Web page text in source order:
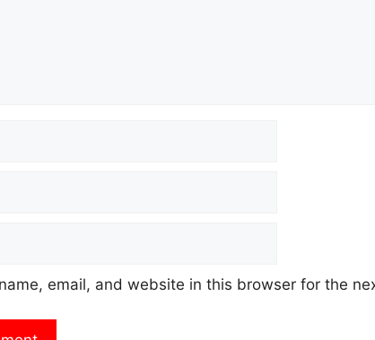
email, and website in this browser for the